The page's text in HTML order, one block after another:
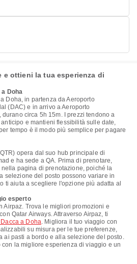
e ottieni la tua esperienza di
a Doha
Doha, in partenza da Aeroporto
(DAC) e in arrivo a Aeroporto
durano circa 5h 15m. I prezzi tendono a
e mantieni flessibilità sulle date,
tempo è il modo più semplice per pagare
opera dal suo hub principale di
e ha sede a QA. Prima di prenotare,
pagina di prenotazione, poiché la
selezione del posto possono variare in
ti aiuta a scegliere l'opzione più adatta al
esperto
Airpaz. Trova le migliori promozioni e
Qatar Airways. Attraverso Airpaz, ti
a Doha. Migliora il tuo viaggio con
su misura per le tue preferenze,
ai pasti a bordo e alla selezione del posto.
la migliore esperienza di viaggio e un